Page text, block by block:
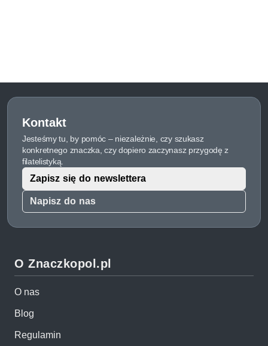
Kontakt
Jesteśmy tu, by pomóc – niezależnie, czy szukasz
konkretnego znaczka, czy dopiero zaczynasz przygodę z
filatelistyką.
Napisz do nas
Zapisz się do newslettera
O Znaczkopol.pl
O nas
Blog
Regulamin